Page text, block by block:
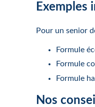
Exemples
Pour un senior
Formule
Formule
Formule
Nos